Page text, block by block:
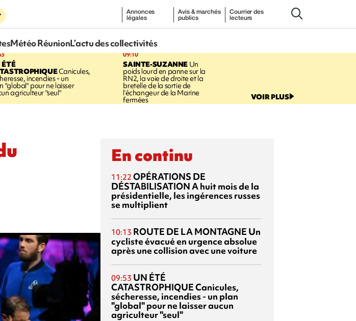
Annonces
légales
Avis & marchés
publics
Courrier des
lecteurs
Météo RéunionL’actu des collectivités
ÉTÉ
Canicules,
incendies - un
"global" pour ne laisser
agriculteur "seul"
09:10
SAINTE-SUZANNEUn
poids lourd en panne sur la
RN2, la voie de droite et la
bretelle de la sortie de
l’échangeur de la Marine
fermées VOIR PLUS
En continu
11:22 OPÉRATIONS DE
DÉSTABILISATIONA huit mois de la
présidentielle, les ingérences russes
se multiplient
10:13 ROUTE DE LA MONTAGNE Un
cycliste évacué en urgence absolue
après une collision avec une voiture
09:53 UN ÉTÉ
CATASTROPHIQUECanicules,
sécheresse, incendies - un plan
"global" pour ne laisser aucun
agriculteur "seul"